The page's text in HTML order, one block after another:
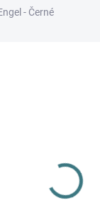
- Černé